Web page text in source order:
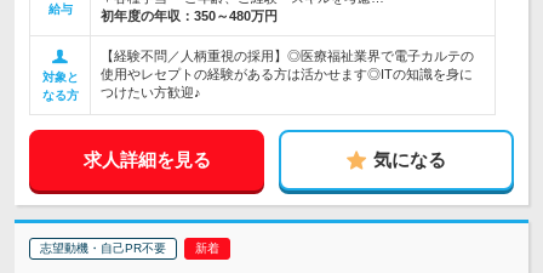
給与
初年度の年収： 350～480万円
対象と
なる方
【経験不問／人柄重視の採用】◎医療福祉業界で電子カルテの
使用やレセプトの経験がある方は活かせます◎ITの知識を身に
つけたい方歓迎♪
求人詳細を見る 気になる
志望動機・自己PR不要